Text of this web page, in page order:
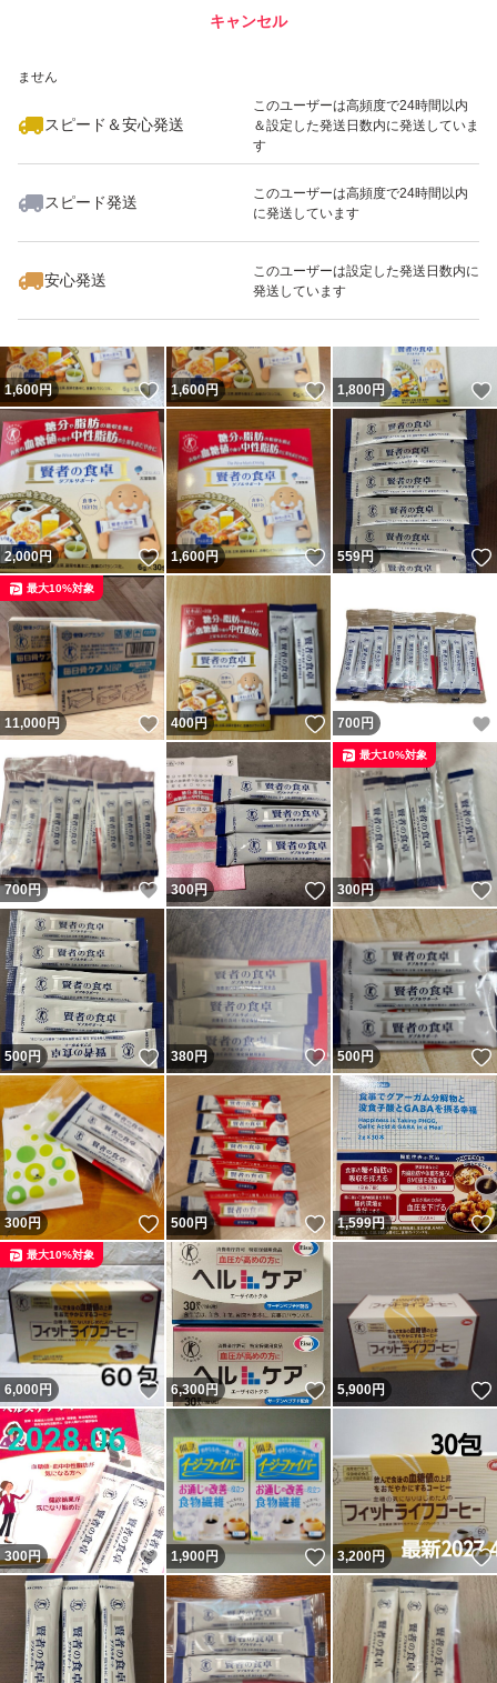
ません
スピード＆安心発送
このユーザーは高頻度で24時間以内
＆設定した発送日数内に発送していま
す
スピード発送
このユーザーは高頻度で24時間以内
に発送しています
安心発送
このユーザーは設定した発送日数内に
発送しています
キャンセル
いいね！
1,900
1,600円 いいね！
1,600円 いいね！
1,800円
2,000円 いいね！
1,600円 いいね！
559円
11,000円 いいね！
最大10%対象
400円 いいね！
700 円
700円 いいね！
300円 いいね！
300円
最大10%対象
500円 いいね！
380円 いいね！
500円
300円 いいね！
500円 いいね！
1,599円
6,000円 いいね！
最大10%対象
6,300円 いいね！
5,900円
300円 いいね！
1,900円 いいね！
3,200円